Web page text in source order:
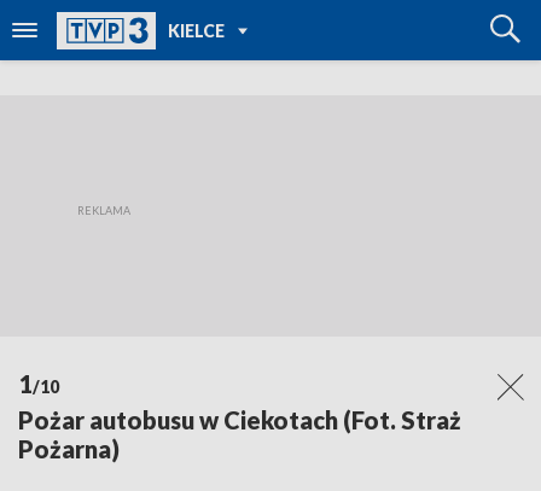
KIELCE
TVP REGIONY
1/10
Pożar autobusu w Ciekotach (Fot. Straż
Pożarna)